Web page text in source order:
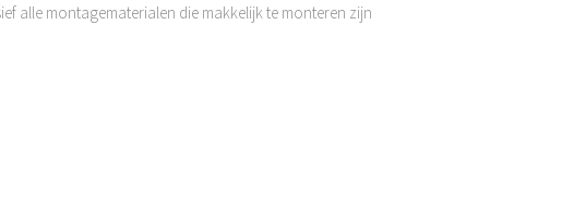
alle montagematerialen die makkelijk te monteren zijn